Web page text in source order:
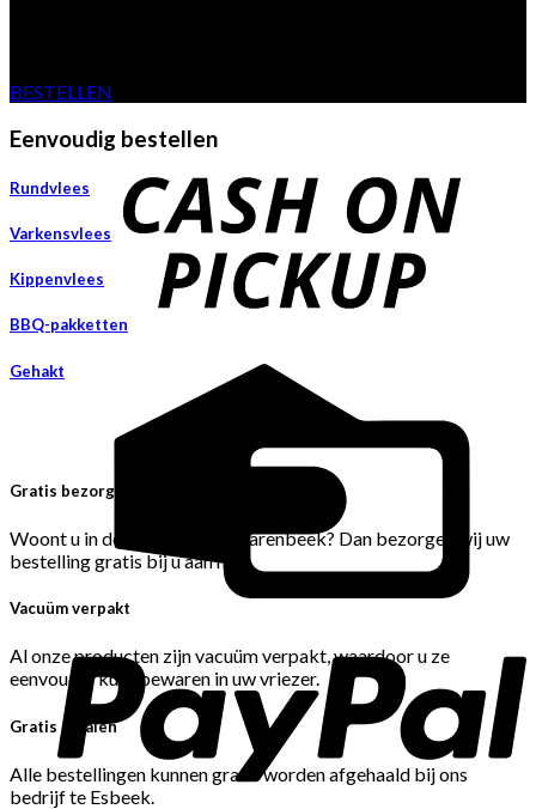
BESTELLEN
Eenvoudig bestellen
Rundvlees
Varkensvlees
Kippenvlees
BBQ-pakketten
Gehakt
Gratis bezorgen
Woont u in de Gemeente Hilvarenbeek? Dan bezorgen wij uw
bestelling gratis bij u aan huis.
Vacuüm verpakt
Al onze producten zijn vacuüm verpakt, waardoor u ze
eenvoudig kunt bewaren in uw vriezer.
Gratis afhalen
Alle bestellingen kunnen gratis worden afgehaald bij ons
bedrijf te Esbeek.